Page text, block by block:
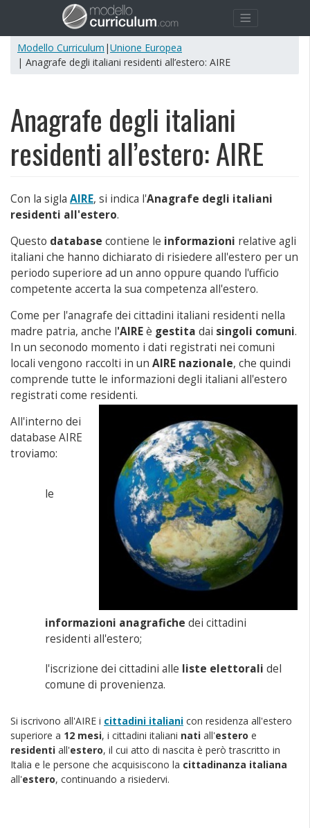
Modello Curriculum |Unione Europea
| Anagrafe degli italiani residenti all’estero: AIRE
Anagrafe degli italiani
residenti all’estero: AIRE
Con la sigla AIRE, si indica l'Anagrafe degli italiani
residenti all'estero.
Questo database contiene le informazioni relative agli
italiani che hanno dichiarato di risiedere all'estero per un
periodo superiore ad un anno oppure quando l'ufficio
competente accerta la sua competenza all'estero.
Come per l'anagrafe dei cittadini italiani residenti nella
madre patria, anche l'AIREè gestita dai singoli comuni.
In un seconodo momento i dati registrati nei comuni
locali vengono raccolti in un AIRE nazionale, che quindi
comprende tutte le informazioni degli italiani all'estero
registrati come residenti.
All'interno dei
database AIRE
troviamo:
le
informazioni anagrafiche dei cittadini
residenti all'estero;
l'iscrizione dei cittadini alle liste elettorali del
comune di provenienza.
Si iscrivono all'AIRE i cittadini italiani con residenza all'estero
superiore a 12 mesi, i cittadini italiani nati all'estero e
residenti all'estero, il cui atto di nascita è però trascritto in
Italia e le persone che acquisiscono la cittadinanza italiana
all'estero, continuando a risiedervi.